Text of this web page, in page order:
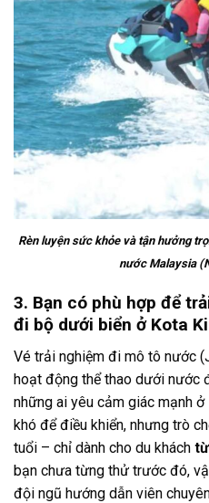
Rèn luyện sức khỏe và tận hưởng
nước Malaysia
3. Bạn có phù hợp để
đi bộ dưới biển ở Kota
Vé trải nghiệm đi mô tô nước
hoạt động thể thao dưới nước
những ai yêu cảm giác mạnh ở
khó để điều khiển, nhưng trò
tuổi – chỉ dành cho du khách
bạn chưa từng thử trước đó,
đội ngũ hướng dẫn viên